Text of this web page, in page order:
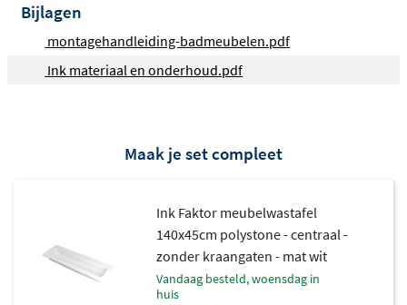
Exclusief afvoerplug, onderkast en kranen
Gemaakt van hoogwaardig
modern materiaal dat iets warmer aanvoelt dan
sterke gelcoating als toplaag. Hierdoor is het oppervlak
glad, hygiënisch en eenvoudig schoon te houden.
Vlekken verwijder je moeiteloos met water en een mild
reinigingsmiddel. Vermijd agressieve chemicaliën zoals
Bijlagen
montagehandleiding-badmeubelen.pdf
Ink materiaal en onderhoud.pdf
Maak je set compleet
Ink Faktor meubelwastafel
140x45cm polystone - centraal -
zonder kraangaten - mat wit
vandaag besteld, woensdag in
huis